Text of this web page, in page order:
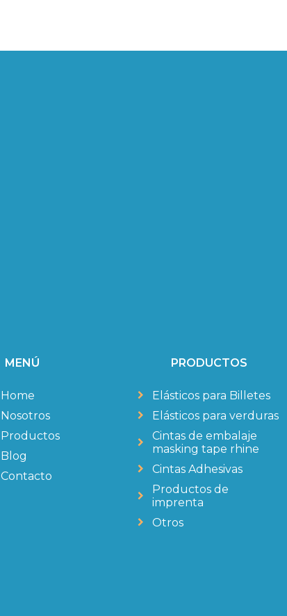
MENÚ
Home
Nosotros
Productos
Blog
Contacto
PRODUCTOS
Elásticos para Billetes
Elásticos para verduras
Cintas de embalaje
masking tape rhine
Cintas Adhesivas
Productos de
imprenta
Otros